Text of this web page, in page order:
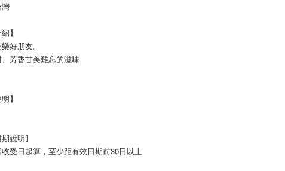
】
好朋友。
芳香甘美難忘的滋味
】
說明】
受日起算，至少距有效日期前30日以上